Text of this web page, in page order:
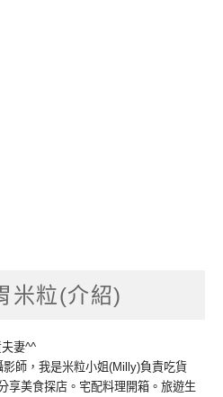
米粒(介紹)
妻^^
師，我是米粒小姐(Milly)負責吃貨
享美食探店。宅配料理開箱。旅遊生